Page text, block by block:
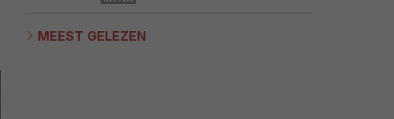
MEEST GELEZEN